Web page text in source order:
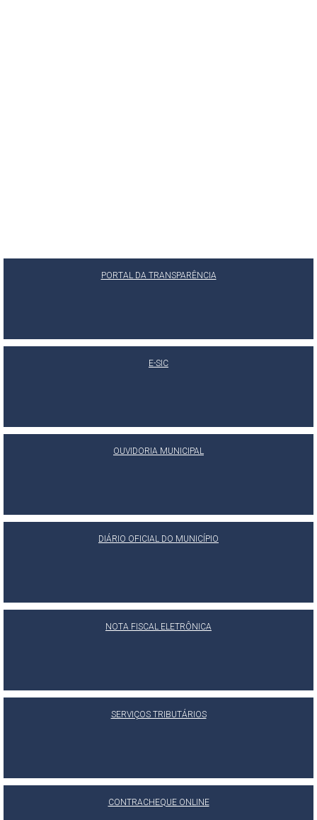
PORTAL DA TRANSPARÊNCIA
E-SIC
OUVIDORIA MUNICIPAL
DIÁRIO OFICIAL DO MUNICÍPIO
NOTA FISCAL ELETRÔNICA
SERVIÇOS TRIBUTÁRIOS
CONTRACHEQUE ONLINE